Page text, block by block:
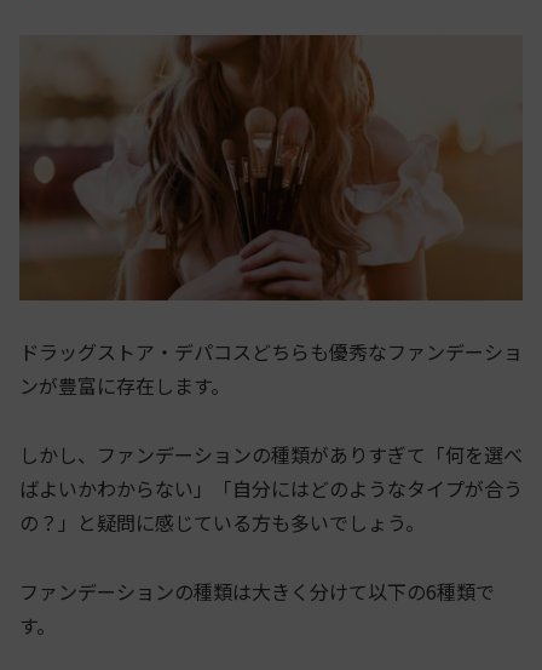
ドラッグストア・デパコスどちらも優秀なファンデーショ
ンが豊富に存在します。
しかし、ファンデーションの種類がありすぎて「何を選べ
ばよいかわからない」「自分にはどのようなタイプが合う
の？」と疑問に感じている方も多いでしょう。
ファンデーションの種類は大きく分けて以下の6種類で
す。